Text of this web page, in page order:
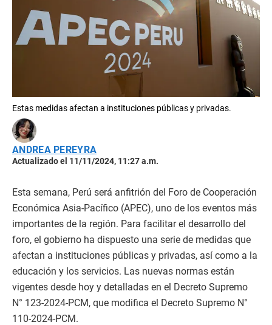
Estas medidas afectan a instituciones públicas y privadas.
ANDREA PEREYRA
Actualizado el 11/11/2024, 11:27 a.m.
Esta semana, Perú será anfitrión del Foro de Cooperación
Económica Asia-Pacífico (APEC), uno de los eventos más
importantes de la región. Para facilitar el desarrollo del
foro, el gobierno ha dispuesto una serie de medidas que
afectan a instituciones públicas y privadas, así como a la
educación y los servicios. Las nuevas normas están
vigentes desde hoy y detalladas en el Decreto Supremo
N° 123-2024-PCM, que modifica el Decreto Supremo N°
110-2024-PCM.